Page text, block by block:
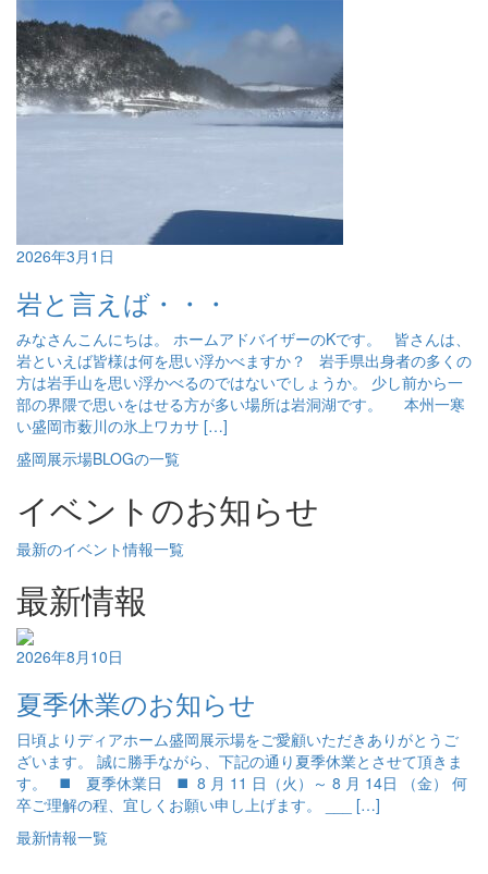
2026年3月1日
岩と言えば・・・
みなさんこんにちは。 ホームアドバイザーのKです。 皆さんは、
岩といえば皆様は何を思い浮かべますか？ 岩手県出身者の多くの
方は岩手山を思い浮かべるのではないでしょうか。 少し前から一
部の界隈で思いをはせる方が多い場所は岩洞湖です。 本州一寒
い盛岡市薮川の氷上ワカサ […]
盛岡展示場BLOGの一覧
イベントのお知らせ
最新のイベント情報一覧
最新情報
2026年8月10日
夏季休業のお知らせ
日頃よりディアホーム盛岡展示場をご愛顧いただきありがとうご
ざいます。 誠に勝手ながら、下記の通り夏季休業とさせて頂きま
す。 ◼️ 夏季休業日 ◼️ 8 月 11 日（火）～ 8 月 14日 （金） 何
卒ご理解の程、宜しくお願い申し上げます。 ___ […]
最新情報一覧